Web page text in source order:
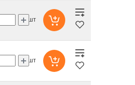
шт
шт